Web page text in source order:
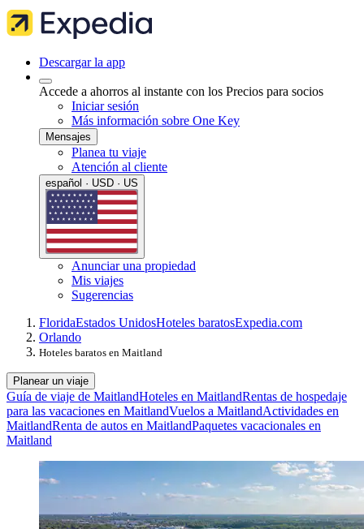
Descargar la app
Accede a ahorros al instante con los Precios para socios
Iniciar sesión
Más información sobre One Key
Mensajes
Planea tu viaje
Atención al cliente
español · USD · US
Anunciar una propiedad
Mis viajes
Sugerencias
FloridaEstados UnidosHoteles baratosExpedia.com
Orlando
Hoteles baratos en Maitland
Planear un viaje
Guía de viaje de MaitlandHoteles en MaitlandRentas de hospedaje
para las vacaciones en MaitlandVuelos a MaitlandActividades en
MaitlandRenta de autos en MaitlandPaquetes vacacionales en
Maitland